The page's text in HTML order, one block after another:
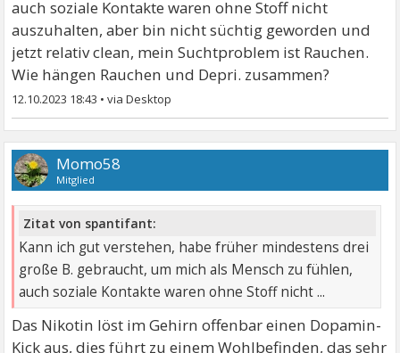
auch soziale Kontakte waren ohne Stoff nicht
auszuhalten, aber bin nicht süchtig geworden und
jetzt relativ clean, mein Suchtproblem ist Rauchen.
Wie hängen Rauchen und Depri. zusammen?
12.10.2023 18:43 •
Momo58
Mitglied
Zitat von spantifant:
Kann ich gut verstehen, habe früher mindestens drei
große B. gebraucht, um mich als Mensch zu fühlen,
auch soziale Kontakte waren ohne Stoff nicht ...
Das Nikotin löst im Gehirn offenbar einen Dopamin-
Kick aus, dies führt zu einem Wohlbefinden, das sehr